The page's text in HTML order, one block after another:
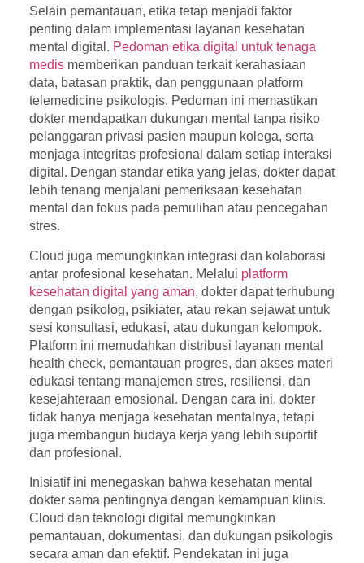
Selain pemantauan, etika tetap menjadi faktor
penting dalam implementasi layanan kesehatan
mental digital. Pedoman etika digital untuk tenaga
medismemberikan panduan terkait kerahasiaan
data, batasan praktik, dan penggunaan platform
telemedicine psikologis. Pedoman ini memastikan
dokter mendapatkan dukungan mental tanpa risiko
pelanggaran privasi pasien maupun kolega, serta
menjaga integritas profesional dalam setiap interaksi
digital. Dengan standar etika yang jelas, dokter dapat
lebih tenang menjalani pemeriksaan kesehatan
mental dan fokus pada pemulihan atau pencegahan
stres.
Cloud juga memungkinkan integrasi dan kolaborasi
antar profesional kesehatan. Melalui platform
kesehatan digital yang aman, dokter dapat terhubung
dengan psikolog, psikiater, atau rekan sejawat untuk
sesi konsultasi, edukasi, atau dukungan kelompok.
Platform ini memudahkan distribusi layanan mental
health check, pemantauan progres, dan akses materi
edukasi tentang manajemen stres, resiliensi, dan
kesejahteraan emosional. Dengan cara ini, dokter
tidak hanya menjaga kesehatan mentalnya, tetapi
juga membangun budaya kerja yang lebih suportif
dan profesional.
Inisiatif ini menegaskan bahwa kesehatan mental
dokter sama pentingnya dengan kemampuan klinis.
Cloud dan teknologi digital memungkinkan
pemantauan, dokumentasi, dan dukungan psikologis
secara aman dan efektif. Pendekatan ini juga